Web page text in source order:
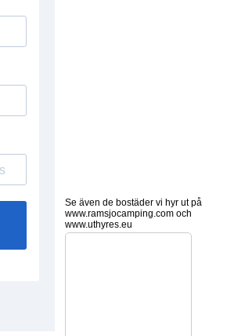
Se även de bostäder vi hyr ut på
www.ramsjocamping.com och
www.uthyres.eu